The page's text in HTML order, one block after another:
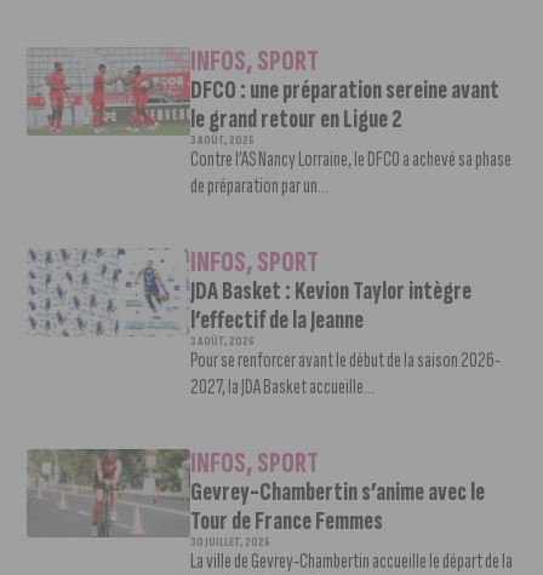
INFOS,SPORT
DFCO : une préparation sereine avant
le grand retour en Ligue 2
3 AOÛT, 2026
Contre l’AS Nancy Lorraine, le DFCO a achevé sa phase
de préparation par un...
INFOS,SPORT
JDA Basket : Kevion Taylor intègre
l’effectif de la Jeanne
3 AOÛT, 2026
Pour se renforcer avant le début de la saison 2026-
2027, la JDA Basket accueille...
INFOS,SPORT
Gevrey-Chambertin s’anime avec le
Tour de France Femmes
30 JUILLET, 2026
La ville de Gevrey-Chambertin accueille le départ de la